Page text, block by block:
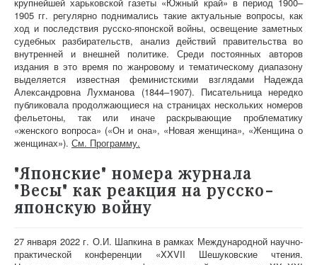
1905 гг. регулярно поднимались такие актуальные вопросы, как
ход и последствия русско-японской войны, освещение заметных
судебных разбирательств, анализ действий правительства во
внутренней и внешней политике. Среди постоянных авторов
издания в это время по жанровому и тематическому диапазону
выделяется известная феминистскими взглядами Надежда
Александровна Лухманова (1844–1907). Писательница нередко
публиковала продолжающиеся на страницах нескольких номеров
фельетоны, так или иначе раскрывающие проблематику
«женского вопроса» («Он и она», «Новая женщина», «Женщина о
женщинах»). См. Программу.
"Японские" номера журнала
"Весы" как реакция на русско-
японскую войну
27 января 2022 г. О.И. Шапкина в рамках Международной научно-
практической конференции «XXVII Шешуковские чтения.